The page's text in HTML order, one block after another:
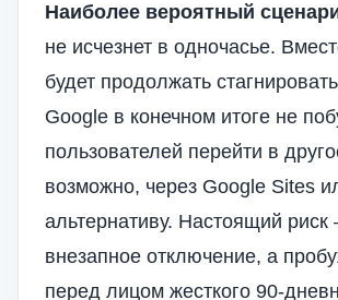
Наиболее вероятный
не исчезнет в одночасье.
будет продолжать
Google в конечном итоге не
пользователей перейти в
возможно, через Google Sites
альтернативу. Настоящий
внезапное отключение, а
перед лицом жесткого 90-